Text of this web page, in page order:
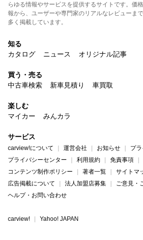
らゆる情報やサービスを提供するサイトです。価
報から、ユーザーや専門家のリアルなレビューま
多く掲載しています。
知る
カタログ
ニュース オリジナル記事
買う・売る
中古車検索
新車見積り 車買取
楽しむ
マイカー
みんカラ
サービス
carview!について 運営会社 お知らせ
プ
プライバシーセンター
利用規約
免責事項
コンテンツ制作ポリシー
著者一覧
サイトマ
広告掲載について
法人加盟店募集
ご意見・
ヘルプ・お問い合わせ
carview! Yahoo! JAPAN